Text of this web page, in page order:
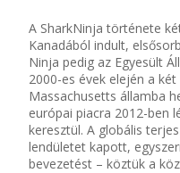
A SharkNinja története
Kanadából indult,
Ninja pedig az Egyesült
2000-es évek elején a két
Massachusetts államba
európai piacra 2012-ben
keresztül. A globális
lendületet kapott,
bevezetést – köztük a